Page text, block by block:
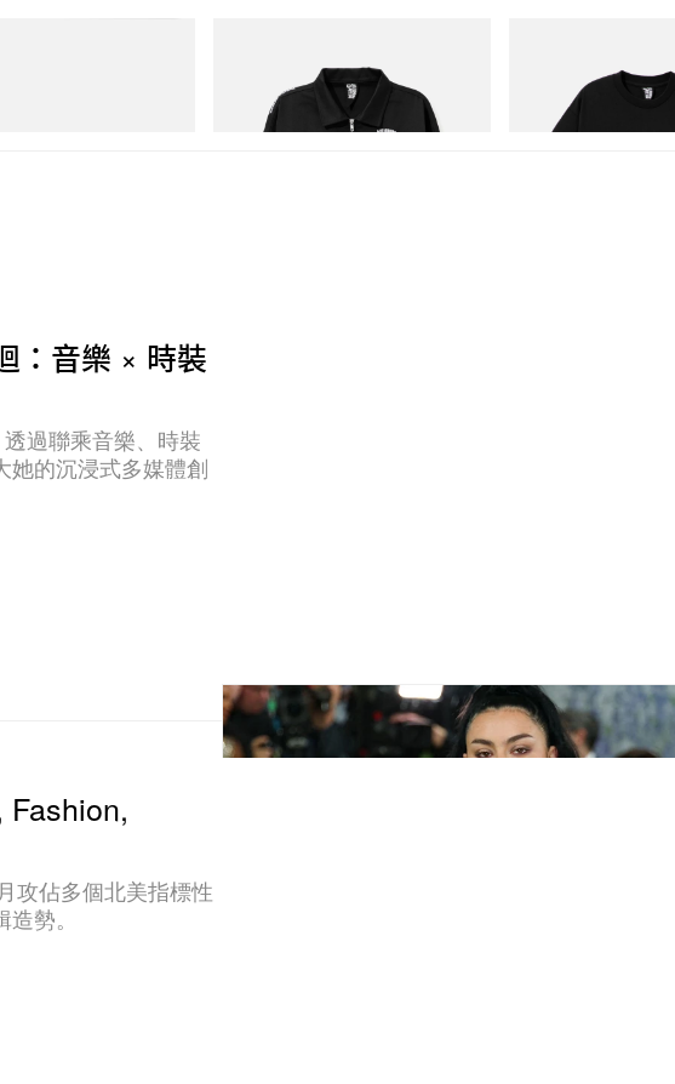
Billionaire Boys Club X Initial D Cotton
立即購入
BILLIONAIRE BOYS
COTTON T-SHIRT #1
立即購入
：音樂 × 時裝
過聯乘音樂、時裝
她的沉浸式多媒體創
攻佔多個北美指標性
勢。